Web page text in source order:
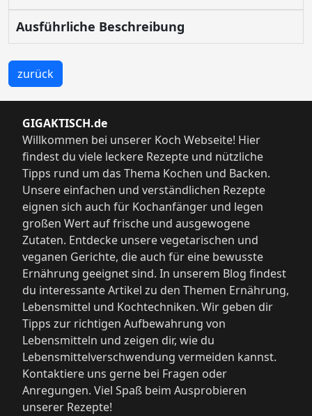
Ausführliche Beschreibung
zurück
GIGAKTISCH.de
Willkommen bei unserer Koch Webseite! Hier
findest du viele leckere Rezepte und nützliche
Tipps rund um das Thema Kochen und Backen.
Unsere einfachen und verständlichen Rezepte
eignen sich auch für Kochanfänger und legen
großen Wert auf frische und ausgewogene
Zutaten. Entdecke unsere vegetarischen und
veganen Gerichte, die auch für eine bewusste
Ernährung geeignet sind. In unserem Blog findest
du interessante Artikel zu den Themen Ernährung,
Lebensmittel und Kochtechniken. Wir geben dir
Tipps zur richtigen Aufbewahrung von
Lebensmitteln und zeigen dir, wie du
Lebensmittelverschwendung vermeiden kannst.
Kontaktiere uns gerne bei Fragen oder
Anregungen. Viel Spaß beim Ausprobieren
unserer Rezepte!